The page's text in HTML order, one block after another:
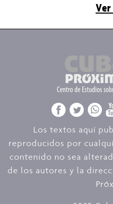
Ver
Los textos aquí
reproducidos por
contenido no sea
de los autores y la